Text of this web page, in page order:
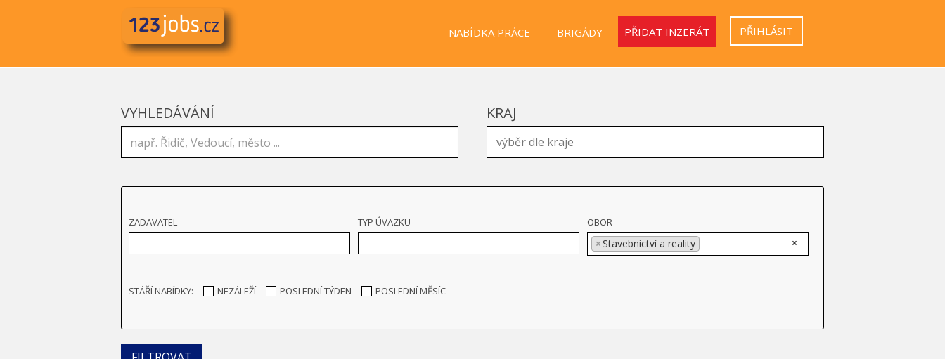
NABÍDKA PRÁCE BRIGÁDY PŘIDAT INZERÁT PŘIHLÁSIT
VYHLEDÁVÁNÍ KRAJ
ZADAVATEL TYP ÚVAZKU OBOR
×
×Stavebnictví a reality
STÁŘÍ NABÍDKY: NEZÁLEŽÍ POSLEDNÍ TÝDEN POSLEDNÍ MĚSÍC